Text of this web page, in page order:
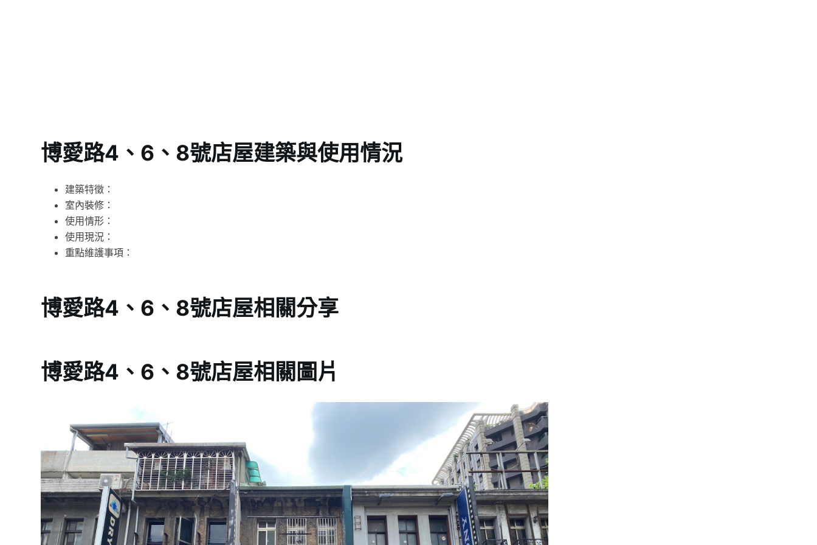
博愛路4、6、8號店屋建築與使用情況
建築特徵：
室內裝修：
使用情形：
使用現況：
重點維護事項：
博愛路4、6、8號店屋相關分享
博愛路4、6、8號店屋相關圖片